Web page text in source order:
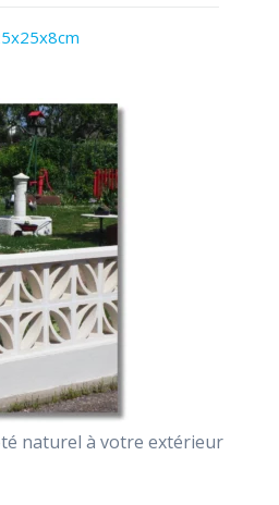
naturel à votre extérieur